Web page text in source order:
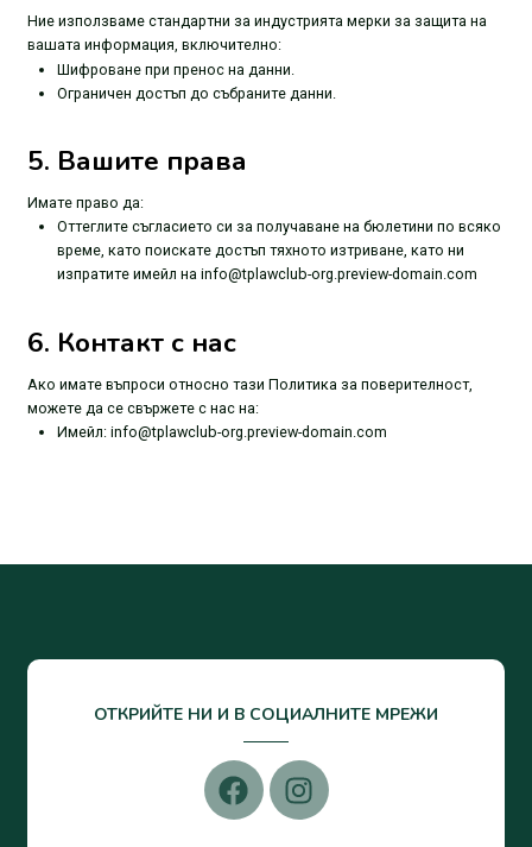
Ние използваме стандартни за индустрията мерки за защита на
вашата информация, включително:
Шифроване при пренос на данни.
Ограничен достъп до събраните данни.
5. Вашите права
Имате право да:
Оттеглите съгласието си за получаване на бюлетини по всяко
време, като поискате достъп тяхното изтриване, като ни
изпратите имейл на info@tplawclub-org.preview-domain.com
6. Контакт с нас
Ако имате въпроси относно тази Политика за поверителност,
можете да се свържете с нас на:
Имейл: info@tplawclub-org.preview-domain.com
ОТКРИЙТЕ НИ И В СОЦИАЛНИТЕ МРЕЖИ